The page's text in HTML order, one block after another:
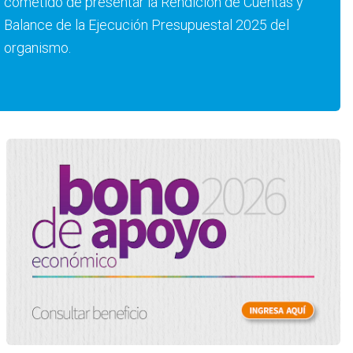
Balance de la Ejecución Presupuestal 2025 del
organismo.